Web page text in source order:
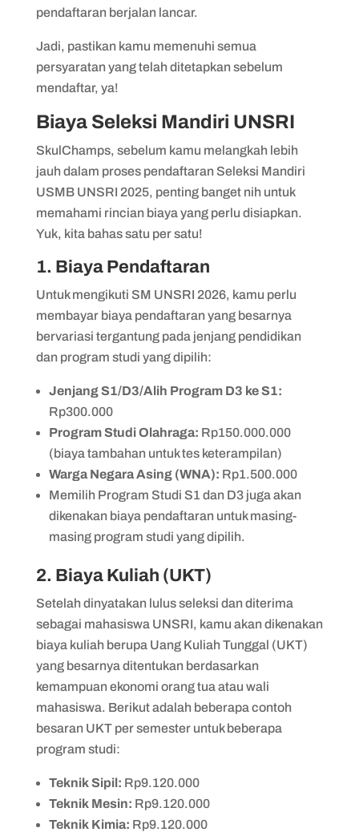
pendaftaran berjalan lancar.
Jadi, pastikan kamu memenuhi semua
persyaratan yang telah ditetapkan sebelum
mendaftar, ya!
Biaya Seleksi Mandiri UNSRI
SkulChamps, sebelum kamu melangkah lebih
jauh dalam proses pendaftaran Seleksi Mandiri
USMB UNSRI 2025, penting banget nih untuk
memahami rincian biaya yang perlu disiapkan.
Yuk, kita bahas satu per satu!
1. Biaya Pendaftaran
Untuk mengikuti SM UNSRI 2026, kamu perlu
membayar biaya pendaftaran yang besarnya
bervariasi tergantung pada jenjang pendidikan
dan program studi yang dipilih:
Jenjang S1/D3/Alih Program D3 ke S1:
Rp300.000
Program Studi Olahraga: Rp150.000.000
(biaya tambahan untuk tes keterampilan)
Warga Negara Asing (WNA): Rp1.500.000
Memilih Program Studi S1 dan D3 juga akan
dikenakan biaya pendaftaran untuk masing-
masing program studi yang dipilih.
2. Biaya Kuliah (UKT)
Setelah dinyatakan lulus seleksi dan diterima
sebagai mahasiswa UNSRI, kamu akan dikenakan
biaya kuliah berupa Uang Kuliah Tunggal (UKT)
yang besarnya ditentukan berdasarkan
kemampuan ekonomi orang tua atau wali
mahasiswa. Berikut adalah beberapa contoh
besaran UKT per semester untuk beberapa
program studi:
Teknik Sipil: Rp9.120.000
Teknik Mesin: Rp9.120.000
Teknik Kimia: Rp9.120.000